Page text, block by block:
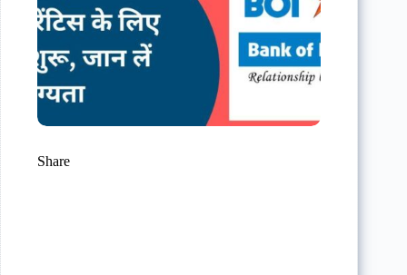
Share